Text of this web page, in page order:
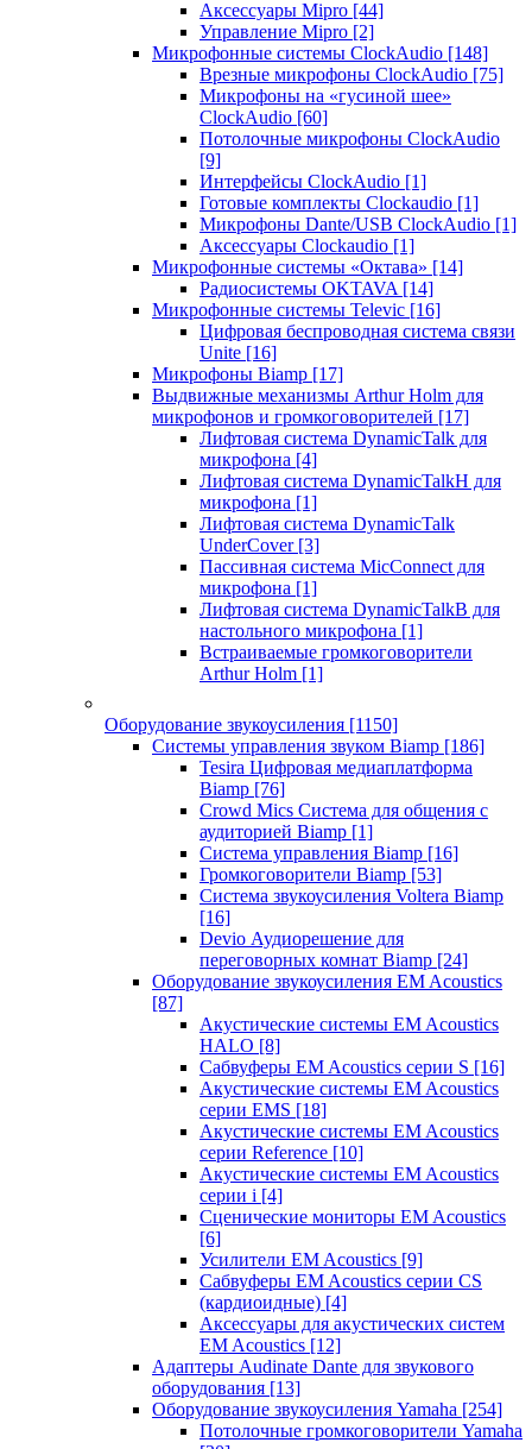
Аксессуары Mipro [44]
Управление Mipro [2]
Микрофонные системы ClockAudio [148]
Врезные микрофоны ClockAudio [75]
Микрофоны на «гусиной шее»
ClockAudio [60]
Потолочные микрофоны ClockAudio
[9]
Интерфейсы ClockAudio [1]
Готовые комплекты Clockaudio [1]
Микрофоны Dante/USB ClockAudio [1]
Аксессуары Clockaudio [1]
Микрофонные системы «Октава» [14]
Радиосистемы OKTAVA [14]
Микрофонные системы Televic [16]
Цифровая беспроводная система связи
Unite [16]
Микрофоны Biamp [17]
Выдвижные механизмы Arthur Holm для
микрофонов и громкоговорителей [17]
Лифтовая система DynamicTalk для
микрофона [4]
Лифтовая система DynamicTalkH для
микрофона [1]
Лифтовая система DynamicTalk
UnderCover [3]
Пассивная система MicConnect для
микрофона [1]
Лифтовая система DynamicTalkB для
настольного микрофона [1]
Встраиваемые громкоговорители
Arthur Holm [1]
Оборудование звукоусиления [1150]
Системы управления звуком Biamp [186]
Tesira Цифровая медиаплатформа
Biamp [76]
Crowd Mics Система для общения с
аудиторией Biamp [1]
Система управления Biamp [16]
Громкоговорители Biamp [53]
Система звукоусиления Voltera Biamp
[16]
Devio Аудиорешение для
переговорных комнат Biamp [24]
Оборудование звукоусиления EM Acoustics
[87]
Акустические системы EM Acoustics
HALO [8]
Сабвуферы EM Acoustics серии S [16]
Акустические системы EM Acoustics
серии EMS [18]
Акустические системы EM Acoustics
серии Reference [10]
Акустические системы EM Acoustics
серии i [4]
Сценические мониторы EM Acoustics
[6]
Усилители EM Acoustics [9]
Сабвуферы EM Acoustics серии CS
(кардиоидные) [4]
Аксессуары для акустических систем
EM Acoustics [12]
Адаптеры Audinate Dante для звукового
оборудования [13]
Оборудование звукоусиления Yamaha [254]
Потолочные громкоговорители Yamaha